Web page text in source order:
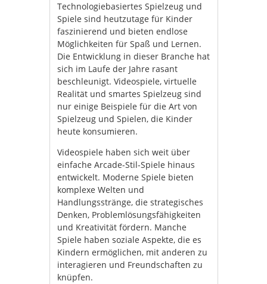
Technologiebasiertes Spielzeug und
Spiele sind heutzutage für Kinder
faszinierend und bieten endlose
Möglichkeiten für Spaß und Lernen.
Die Entwicklung in dieser Branche hat
sich im Laufe der Jahre rasant
beschleunigt. Videospiele, virtuelle
Realität und smartes Spielzeug sind
nur einige Beispiele für die Art von
Spielzeug und Spielen, die Kinder
heute konsumieren.
Videospiele haben sich weit über
einfache Arcade-Stil-Spiele hinaus
entwickelt. Moderne Spiele bieten
komplexe Welten und
Handlungsstränge, die strategisches
Denken, Problemlösungsfähigkeiten
und Kreativität fördern. Manche
Spiele haben soziale Aspekte, die es
Kindern ermöglichen, mit anderen zu
interagieren und Freundschaften zu
knüpfen.